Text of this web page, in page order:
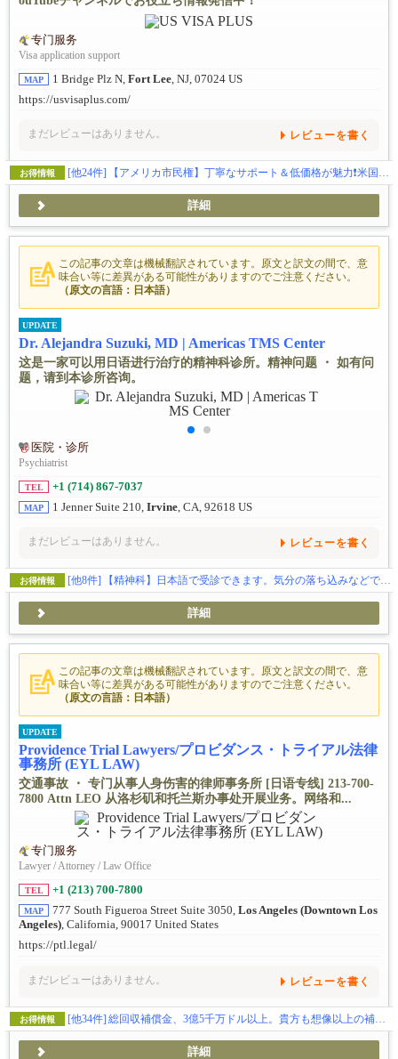
专门服务
Visa application support
MAP 1 Bridge Plz N, Fort Lee , NJ, 07024 US
https://usvisaplus.com/
まだレビューはありません。 レビューを書く
お得情報 [他24件] 【アメリカ市民権】丁寧なサポート＆低価格が魅力❗️米国ビザのことなら
詳細
この記事の文章は機械翻訳されています。原文と訳文の間で、意
味合い等に差異がある可能性がありますのでご注意ください。
（原文の言語：日本語）
UPDATE
Dr. Alejandra Suzuki, MD | Americas TMS Center
这是一家可以用日语进行治疗的精神科诊所。精神问题 ・ 如有问
题，请到本诊所咨询。
医院・诊所
Psychiatrist
TEL +1 (714) 867-7037
MAP 1 Jenner Suite 210, Irvine , CA, 92618 US
まだレビューはありません。 レビューを書く
お得情報 [他8件] 【精神科】日本語で受診できます。気分の落ち込みなどでお困りの方、ご相談ください🕊️
詳細
この記事の文章は機械翻訳されています。原文と訳文の間で、意
味合い等に差異がある可能性がありますのでご注意ください。
（原文の言語：日本語）
UPDATE
Providence Trial Lawyers/プロビダンス・トライアル法律
事務所 (EYL LAW)
交通事故 ・ 专门从事人身伤害的律师事务所 [日语专线] 213-700-
7800 Attn LEO 从洛杉矶和托兰斯办事处开展业务。网络和...
专门服务
Lawyer / Attorney / Law Office
TEL +1 (213) 700-7800
MAP 777 South Figueroa Street Suite 3050, Los Angeles (Downtown Los
Angeles), California, 90017 United States
https://ptl.legal/
まだレビューはありません。 レビューを書く
お得情報 [他34件] 総回収補償金、3億5千万ドル以上。貴方も想像以上の補償金を貰えます。（日本語相談、完全無料）
詳細